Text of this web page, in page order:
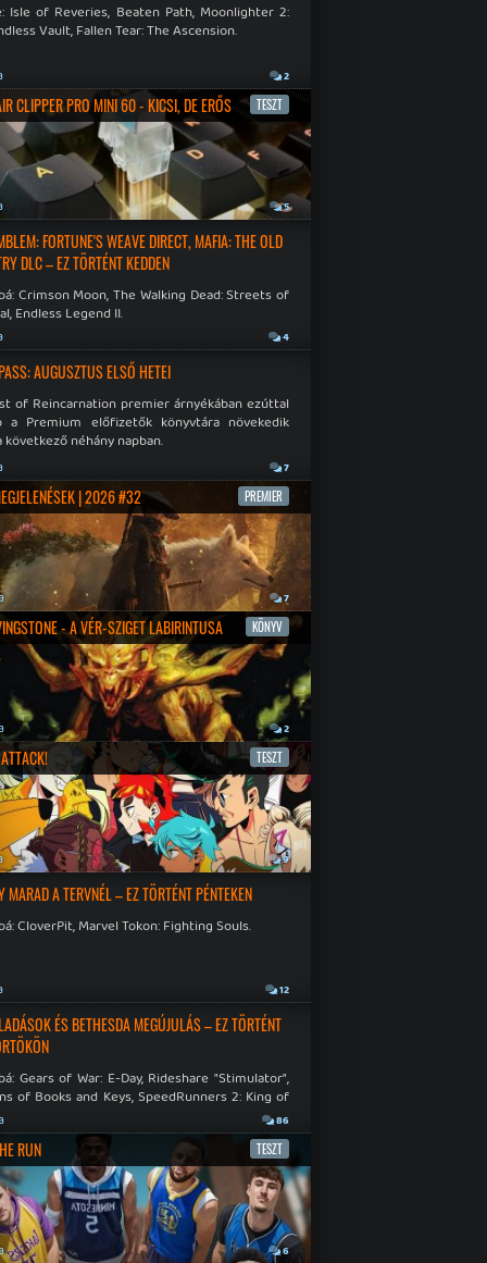
Isle of Reveries, Beaten Path, Moonlighter 2:
Vault, Fallen Tear: The Ascension.
2
CLIPPER PRO MINI 60 - KICSI, DE ERŐS TESZT
5
FORTUNE'S WEAVE DIRECT, MAFIA: THE OLD
DLC – EZ TÖRTÉNT KEDDEN
Crimson Moon, The Walking Dead: Streets of
Endless Legend II.
4
AUGUSZTUS ELSŐ HETEI
of Reincarnation premier árnyékában ezúttal
a Premium előfizetők könyvtára növekedik
következő néhány napban.
7
| 2026 #32 PREMIER
7
- A VÉR-SZIGET LABIRINTUSA KÖNYV
2
TESZT
9
MARAD A TERVNÉL – EZ TÖRTÉNT PÉNTEKEN
CloverPit, Marvel Tokon: Fighting Souls.
12
ÉS BETHESDA MEGÚJULÁS – EZ TÖRTÉNT
Gears of War: E-Day, Rideshare "Stimulator",
of Books and Keys, SpeedRunners 2: King of
86
RUN TESZT
6